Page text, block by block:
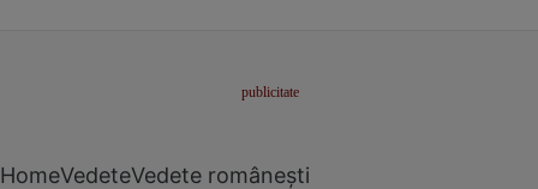
HomeVedeteVedete românești